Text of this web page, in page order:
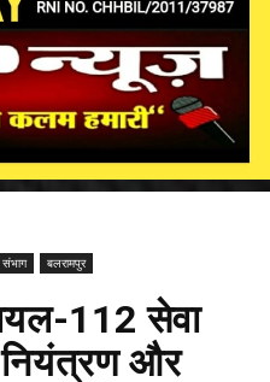
बलरामपुर
112 सेवा
और